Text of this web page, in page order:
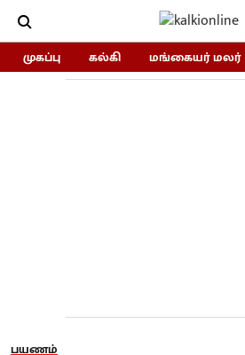
முகப்பு கல்கி மங்கையர் மலர்
பயணம்